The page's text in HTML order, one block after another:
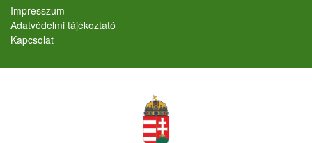
Lábléc
Impresszum
Adatvédelmi tájékoztató
Kapcsolat